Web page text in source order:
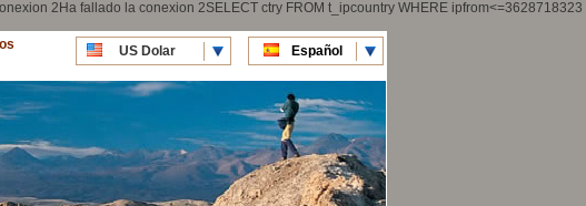
2Ha fallado la conexion 2SELECT ctry FROM t_ipcountry WHERE ipfrom<=3628718323
US Dolar
CLP Pesos
Español
English